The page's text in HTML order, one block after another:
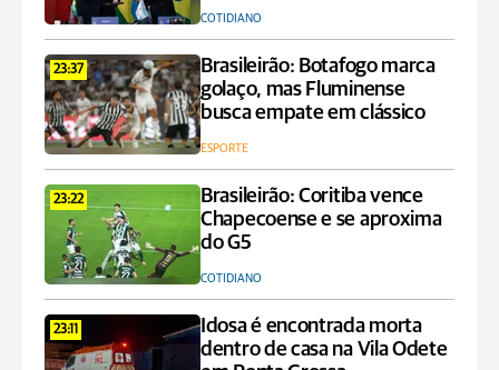
COTIDIANO
23:37
Brasileirão: Botafogo marca
golaço, mas Fluminense
busca empate em clássico
ESPORTE
23:22
Brasileirão: Coritiba vence
Chapecoense e se aproxima
do G5
COTIDIANO
23:11
Idosa é encontrada morta
dentro de casa na Vila Odete